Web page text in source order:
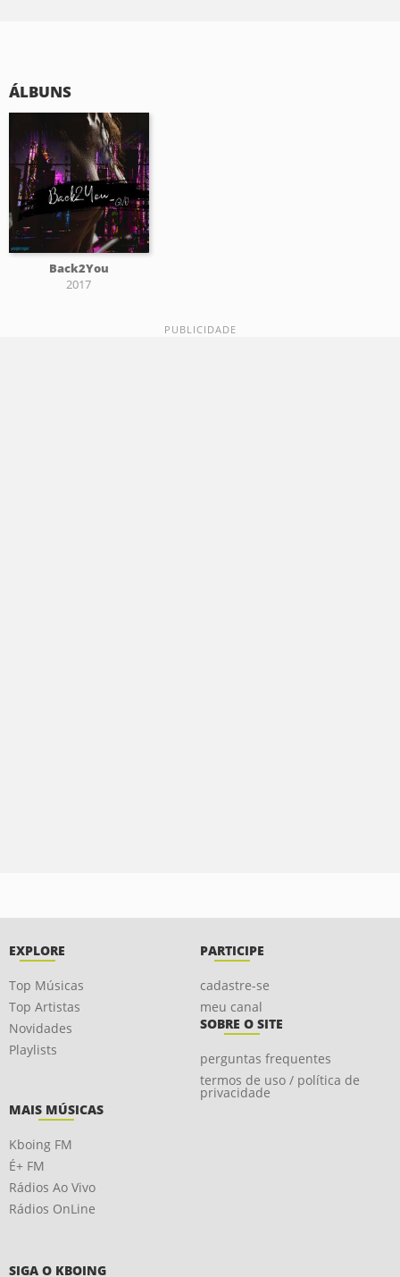
ÁLBUNS
Back2You
2017
EXPLORE
Top Músicas
Top Artistas
Novidades
Playlists
PARTICIPE
cadastre-se
meu canal
SOBRE O SITE
perguntas frequentes
termos de uso / política de
privacidade
MAIS MÚSICAS
Kboing FM
É+ FM
Rádios Ao Vivo
Rádios OnLine
SIGA O KBOING